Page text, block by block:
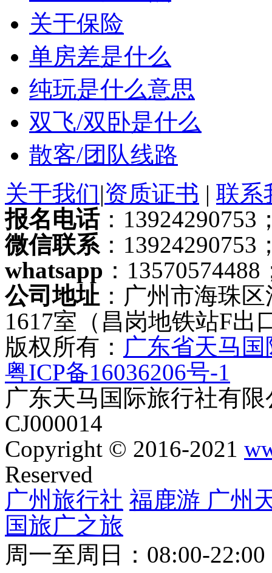
关于保险
单房差是什么
纯玩是什么意思
双飞/双卧是什么
散客/团队线路
关于我们|资质证书 | 联系
报名电话：13924290753
微信联系：13924290753
whatsapp ：13570574488
公司地址 ：广州市海珠
1617室（昌岗地铁站F出
版权所有： 广东省天马
粤ICP备16036206号-1
广东天马国际旅行社有
CJ000014
Copyright © 2016-2021
Reserved
广州旅行社 福鹿游 广州
国旅广之旅
周一至周日：08:00-